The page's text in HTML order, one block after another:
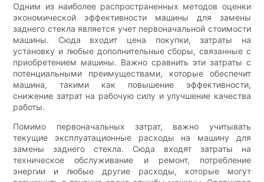
Одним из наиболее распространенных методов оценки
экономической эффективности машины для замены
заднего стекла является учет первоначальной стоимости
машины. Сюда входит цена покупки, затраты на
установку и любые дополнительные сборы, связанные с
приобретением машины. Важно сравнить эти затраты с
потенциальными преимуществами, которые обеспечит
машина, такими как повышение эффективности,
снижение затрат на рабочую силу и улучшение качества
работы.
Помимо первоначальных затрат, важно учитывать
текущие эксплуатационные расходы на машину для
замены заднего стекла. Сюда входят затраты на
техническое обслуживание и ремонт, потребление
энергии и любые другие расходы, которые могут